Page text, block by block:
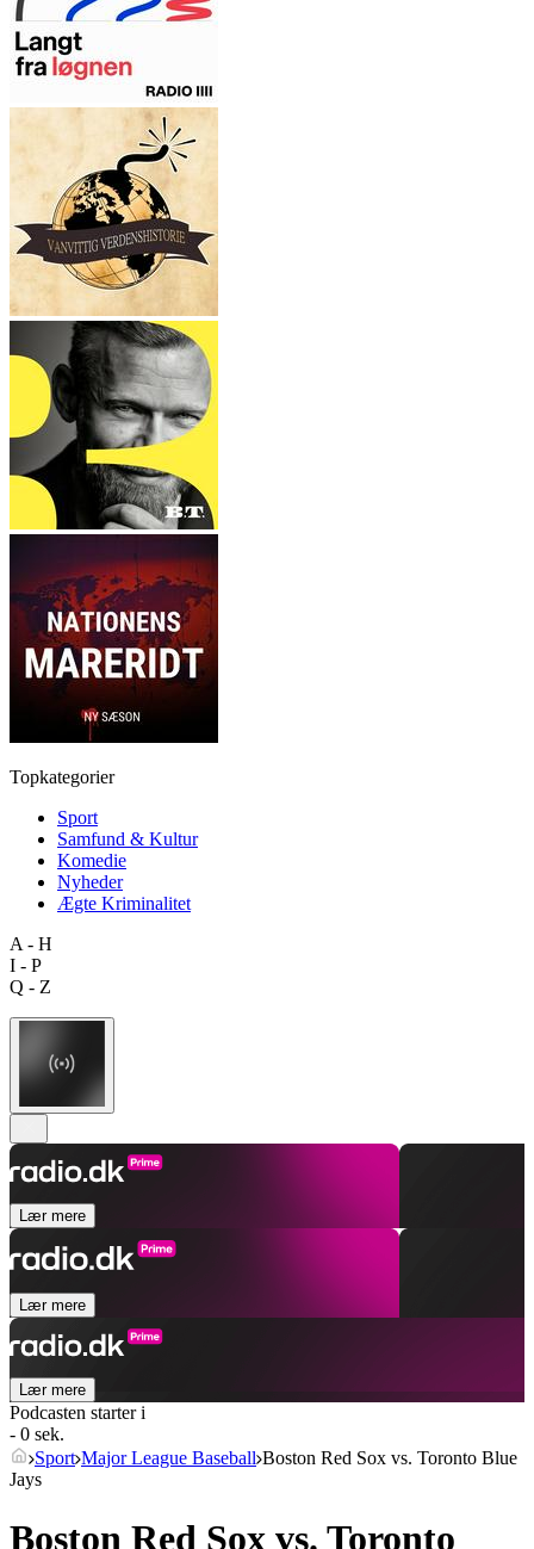
Topkategorier
Sport
Samfund & Kultur
Komedie
Nyheder
Ægte Kriminalitet
A - H
I - P
Q - Z
Lær mere
Lær mere
Lær mere
Podcasten starter i
- 0 sek.
Sport Major League Baseball Boston Red Sox vs. Toronto Blue
Jays
Boston Red Sox vs. Toronto